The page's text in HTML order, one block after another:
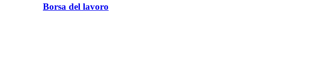
Borsa del lavoro